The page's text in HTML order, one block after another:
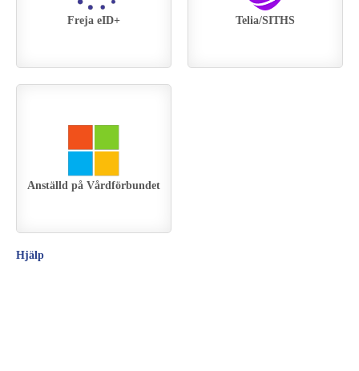
Telia/SITHS
Anställd på Vårdförbundet
Freja eID+
Hjälp